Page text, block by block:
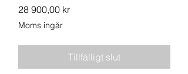
28 900,00 krPris
Moms ingår
Tillfälligt slut